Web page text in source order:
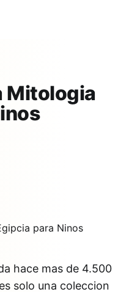
Mitologia
hace mas de 4.500
solo una coleccion